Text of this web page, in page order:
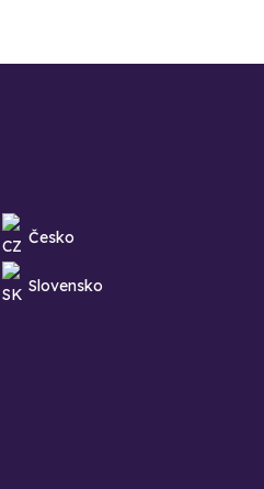
Česko
Slovensko